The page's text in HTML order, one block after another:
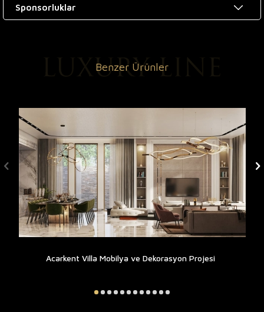
Sponsorluklar
Benzer Ürünler
Acarkent Villa Mobilya ve Dekorasyon Projesi